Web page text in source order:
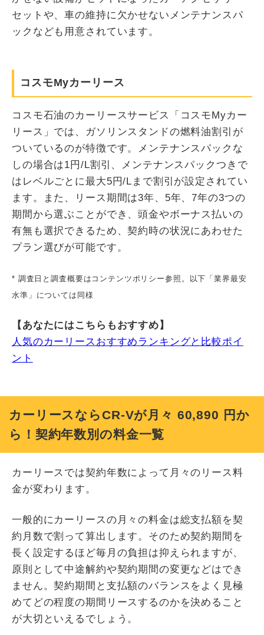
セットや、車の維持に欠かせないメンテナンスパ
ックなども用意されています。
コスモMyカーリース
コスモ石油のカーリースサービス「コスモMyカー
リース」では、ガソリンスタンドの燃料油割引が
ついているのが特徴です。メンテナンスパックな
しの場合は1円/L割引、メンテナンスパックつきで
はレベルごとに最大5円/Lまで割引が設定されてい
ます。また、リース期間は3年、5年、7年の3つの
期間から選ぶことができ、頭金やボーナス払いの
有無も選択できるため、契約時の状況にあわせた
プラン選びが可能です。
* 調査日と調査概要はコンテンツポリシー参照。以下「業界最安
水準」については同様
【あなたにはこちらもおすすめ】
人気のカーリースおすすめランキングと比較ポイ
ント
カーリースならCR-Vが月々 60,890 円か
ら！契約年数別の料金一覧
カーリースでは契約年数によって月々のリース料
金が変わります。
一般的にカーリースの月々の料金は総支払額を契
約月数で割って算出します。そのため契約期間を
長く設定するほど毎月の負担は抑えられますが、
原則として中途解約や契約期間の変更などはでき
ません。契約期間と支払額のバランスをよく見極
めてどの程度の期間リースするのかを決めること
が大切といえるでしょう。